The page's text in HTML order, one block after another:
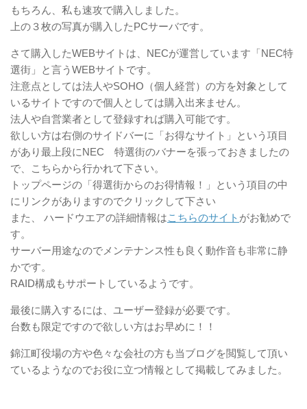
もちろん、私も速攻で購入しました。
上の３枚の写真が購入したPCサーバです。
さて購入したWEBサイトは、NECが運営しています「NEC特
選街」と言うWEBサイトです。
注意点としては法人やSOHO（個人経営）の方を対象として
いるサイトですので個人としては購入出来ません。
法人や自営業者として登録すれば購入可能です。
欲しい方は右側のサイドバーに「お得なサイト」という項目
があり最上段にNEC 特選街のバナーを張っておきましたの
で、こちらから行かれて下さい。
トップページの「得選街からのお得情報！」という項目の中
にリンクがありますのでクリックして下さい
また、 ハードウエアの詳細情報はこちらのサイト がお勧めで
す。
サーバー用途なのでメンテナンス性も良く動作音も非常に静
かです。
RAID構成もサポートしているようです。
最後に購入するには、ユーザー登録が必要です。
台数も限定ですので欲しい方はお早めに！！
錦江町役場の方や色々な会社の方も当ブログを閲覧して頂い
ているようなのでお役に立つ情報として掲載してみました。